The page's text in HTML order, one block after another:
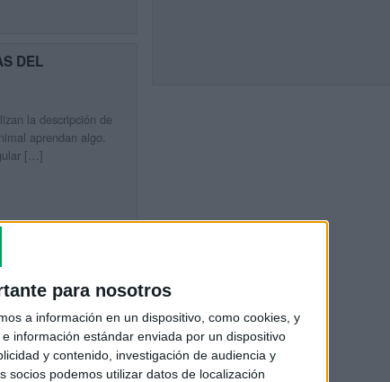
para nosotros
a información en un dispositivo, como cookies, y
información estándar enviada por un dispositivo
y contenido, investigación de audiencia y
socios podemos utilizar datos de localización
DEL
la descripción de
aprendan algo.
[…]
EL ALUMNO
crítico ha sido
cultura, no
[…]